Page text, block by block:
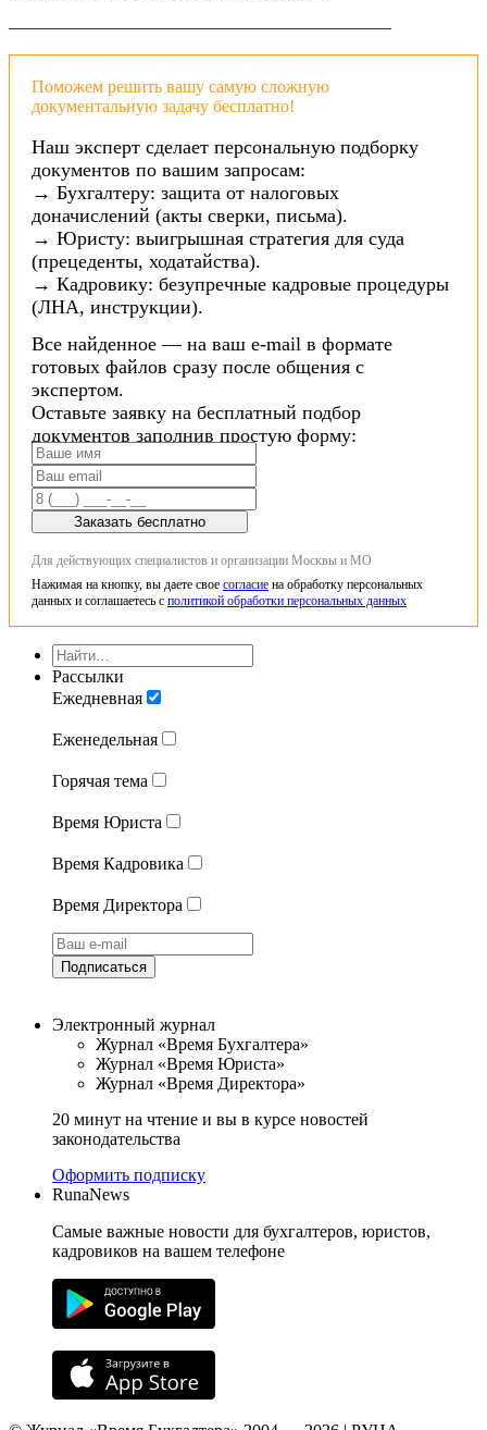
——————————————————————
Поможем решить вашу самую сложную
документальную задачу бесплатно!
Наш эксперт сделает персональную подборку
документов по вашим запросам:
→ Бухгалтеру: защита от налоговых
доначислений (акты сверки, письма).
→ Юристу: выигрышная стратегия для суда
(прецеденты, ходатайства).
→ Кадровику: безупречные кадровые процедуры
(ЛНА, инструкции).
Все найденное — на ваш e-mail в формате
готовых файлов сразу после общения с
экспертом.
Оставьте заявку на бесплатный подбор
документов заполнив простую форму:
Заказать бесплатно
Для действующих специалистов и организации Москвы и МО
Нажимая на кнопку, вы даете свое согласие на обработку персональных
данных и соглашаетесь с политикой обработки персональных данных
Рассылки
Ежедневная
Еженедельная
Горячая тема
Время Юриста
Время Кадровика
Время Директора
Подписаться
Электронный журнал
Журнал «Время Бухгалтера»
Журнал «Время Юриста»
Журнал «Время Директора»
20 минут на чтение и вы в курсе новостей
законодательства
Оформить подписку
RunaNews
Самые важные новости для бухгалтеров, юристов,
кадровиков на вашем телефоне